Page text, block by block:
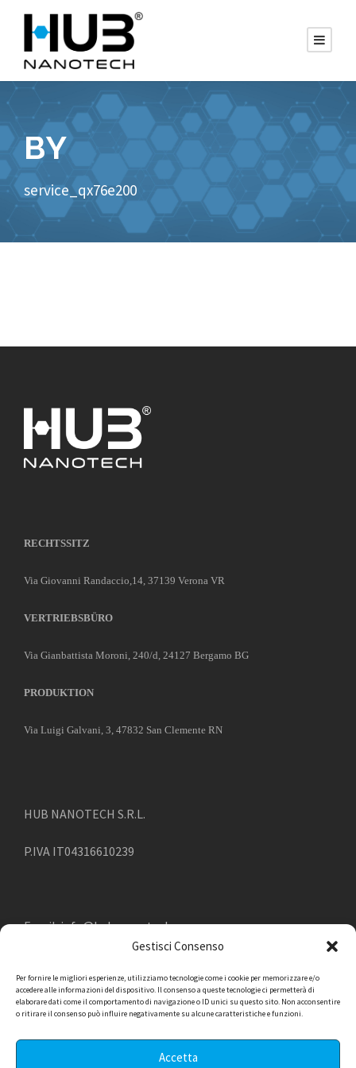
Gestisci Consenso
Per fornire le migliori esperienze, utilizziamo tecnologie come i cookie per memorizzare e/o
accedere alle informazioni del dispositivo. Il consenso a queste tecnologie ci permetterà di
elaborare dati come il comportamento di navigazione o ID unici su questo sito. Non acconsentire
o ritirare il consenso può influire negativamente su alcune caratteristiche e funzioni.
Accetta
BY
service_qx76e200
RECHTSSITZ
Via Giovanni Randaccio,14, 37139 Verona VR
VERTRIEBSBÜRO
Via Gianbattista Moroni, 240/d, 24127 Bergamo BG
PRODUKTION
Via Luigi Galvani, 3, 47832 San Clemente RN
HUB NANOTECH S.R.L.
P.IVA IT04316610239
Email:info@hub-nanotech.com